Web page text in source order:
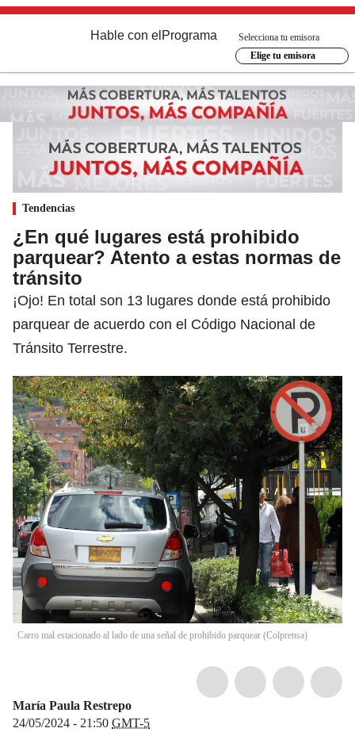
Hable con el Programa
Selecciona tu emisora
Elige tu emisora
Tendencias
¿En qué lugares está prohibido
parquear? Atento a estas normas de
tránsito
¡Ojo! En total son 13 lugares donde está prohibido
parquear de acuerdo con el Código Nacional de
Tránsito Terrestre.
Carro mal estacionado al lado de una señal de prohibido parquear (Colprensa)
María Paula Restrepo
24/05/2024 - 21:50 GMT-5